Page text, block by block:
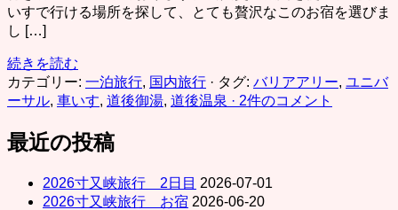
いすで行ける場所を探して、とても贅沢なこのお宿を選びま
し […]
続きを読む
カテゴリー: 一泊旅行, 国内旅行 · タグ: バリアアリー, ユニバ
ーサル, 車いす, 道後御湯, 道後温泉 · 2件のコメント
最近の投稿
2026寸又峡旅行 2日目 2026-07-01
2026寸又峡旅行 お宿 2026-06-20